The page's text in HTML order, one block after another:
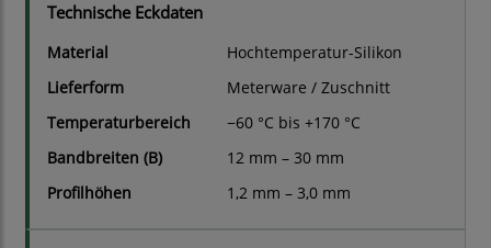
Technische Eckdaten
Material
Hochtemperatur-Silikon
Lieferform
Meterware / Zuschnitt
Temperaturbereich
−60 °C bis +170 °C
Bandbreiten (B)
12 mm – 30 mm
Profilhöhen
1,2 mm – 3,0 mm